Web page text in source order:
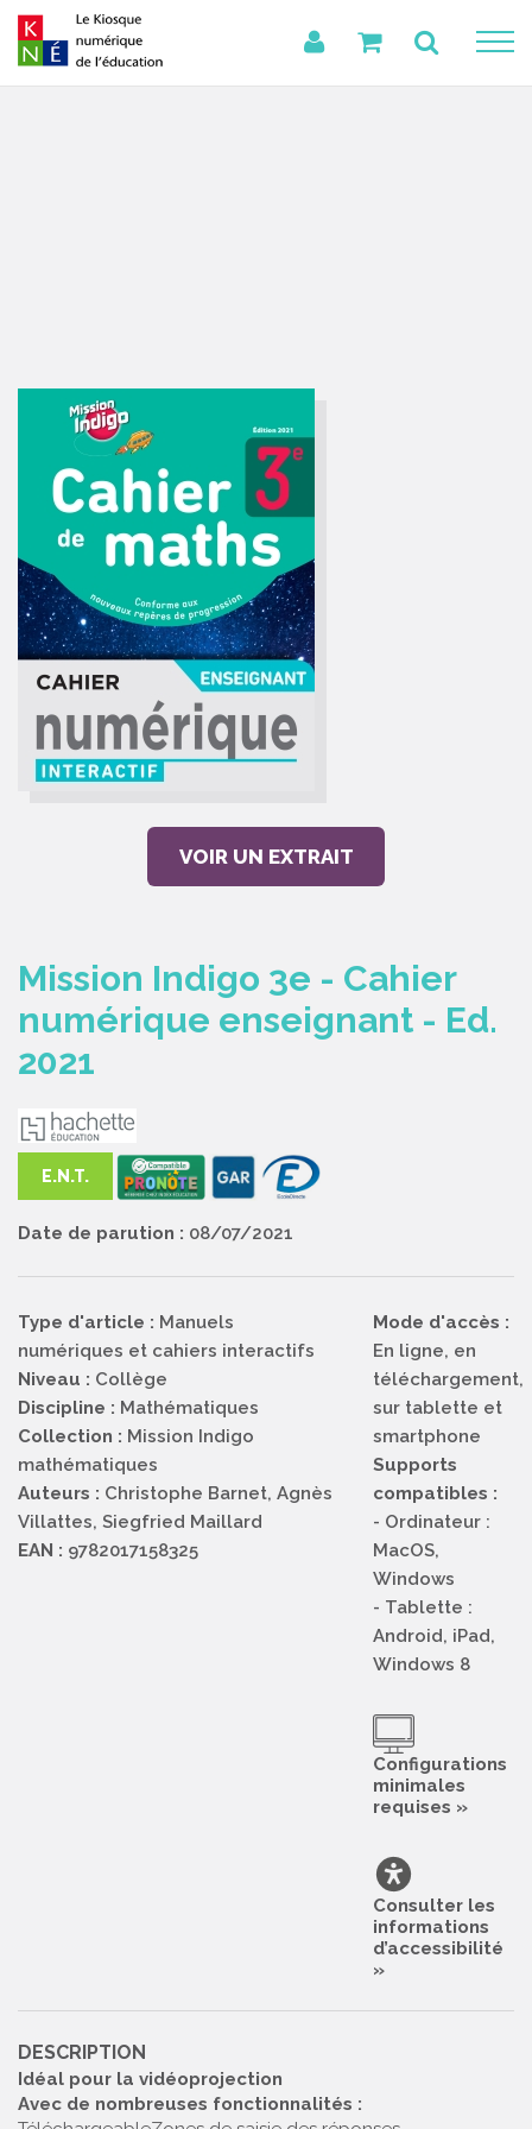
VOIR UN EXTRAIT
Mission Indigo 3e - Cahier
numérique enseignant - Ed.
2021
E.N.T.
Date de parution : 08/07/2021
Type d'article : Manuels
numériques et cahiers interactifs
Niveau : Collège
Discipline : Mathématiques
Collection : Mission Indigo
mathématiques
Auteurs : Christophe Barnet, Agnès
Villattes, Siegfried Maillard
EAN : 9782017158325
Mode d'accès :
En ligne, en
téléchargement,
sur tablette et
smartphone
Supports
compatibles :
- Ordinateur :
MacOS,
Windows
- Tablette :
Android, iPad,
Windows 8
Configurations
minimales
requises »
Consulter les
informations
d’accessibilité
»
DESCRIPTION
Idéal pour la vidéoprojection
Avec de nombreuses fonctionnalités :